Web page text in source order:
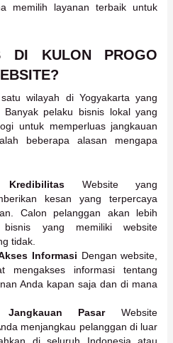
memilih layanan terbaik untuk
DI KULON PROGO
wilayah di Yogyakarta yang
pelaku bisnis lokal yang
untuk memperluas jangkauan
beberapa alasan mengapa
Kredibilitas Website yang
kesan yang terpercaya
Calon pelanggan akan lebih
yang memiliki website
tidak.
Informasi Dengan website,
mengakses informasi tentang
Anda kapan saja dan di mana
Jangkauan PasarWebsite
menjangkau pelanggan di luar